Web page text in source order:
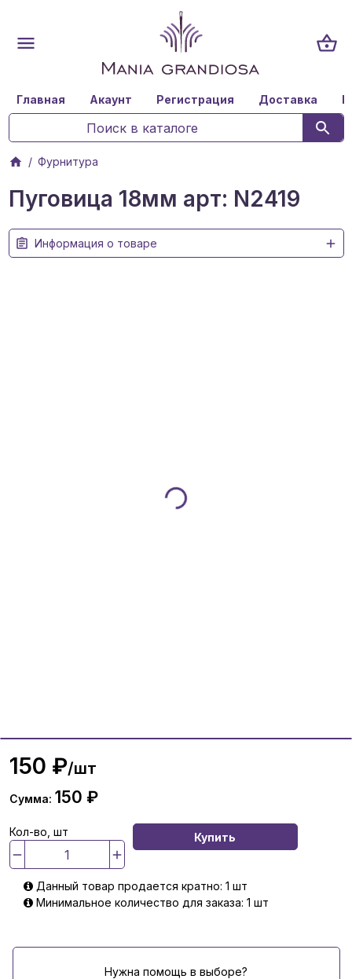
Главная Акаунт Регистрация Доставка
Фурнитура
Пуговица 18мм арт: N2419
Информация о товаре
150 ₽/шт
Сумма: 150 ₽
Кол-во, шт Купить
Данный товар продается кратно: 1 шт
Минимальное количество для заказа: 1 шт
Нужна помощь в выборе?